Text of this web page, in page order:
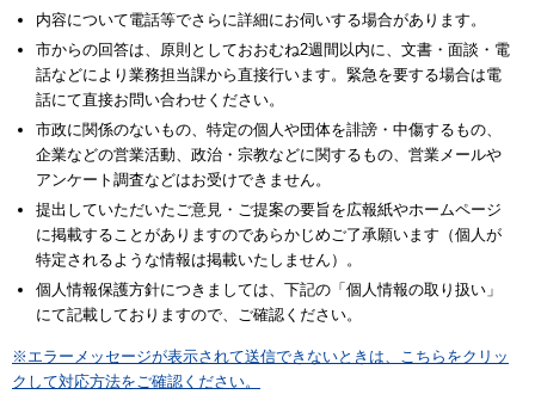
内容について電話等でさらに詳細にお伺いする場合があります。
市からの回答は、原則としておおむね2週間以内に、文書・面談・電
話などにより業務担当課から直接行います。緊急を要する場合は電
話にて直接お問い合わせください。
市政に関係のないもの、特定の個人や団体を誹謗・中傷するもの、
企業などの営業活動、政治・宗教などに関するもの、営業メールや
アンケート調査などはお受けできません。
提出していただいたご意見・ご提案の要旨を広報紙やホームページ
に掲載することがありますのであらかじめご了承願います（個人が
特定されるような情報は掲載いたしません）。
個人情報保護方針につきましては、下記の「個人情報の取り扱い」
にて記載しておりますので、ご確認ください。
※エラーメッセージが表示されて送信できないときは、こちらをクリッ
クして対応方法をご確認ください。